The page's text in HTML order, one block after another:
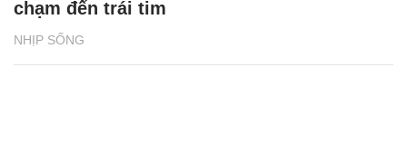
NHỊP SỐNG
chạm đến trái tim